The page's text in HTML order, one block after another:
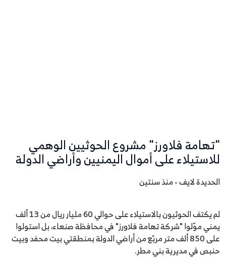
"تهامة فلاورز" مشروع الحوثيين الوهمي
للاستيلاء على أموال اليمنيين وأراضي الدولة
الحديدة لايف - منذ سنتين
لم يكتف الحوثيون بالاستيلاء على حوالي 60 مليار ريال من 13 ألف
يمني موّلوا "شركة تهامة فلاورز" في محافظة صنعاء، بل استولوا
على 850 ألف متر مربّع من أراضي الدولة بمنطقتي بيت محفد وبيت
حنبص في مديرية بني مطر.